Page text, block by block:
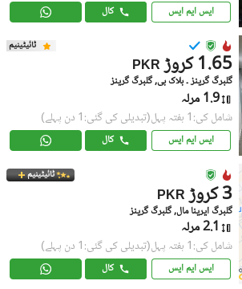
ایس ایم ایس کال
ٹائیٹینیم
PKR 1.65 کروڑ
گلبرگ گرینز ۔ بلاک بی, گلبرگ گرینز
1.9 مرلہ
شامل کی:1 ہفتہ پہل (تبدیلی کی گئی:1 دن پہلے)
ایس ایم ایس کال
ٹائیٹینیم
PKR 3 کروڑ
گلبرگ ایرینا مال, گلبرگ گرینز
2.1 مرلہ
شامل کی:1 ہفتہ پہل (تبدیلی کی گئی:1 دن پہلے)
ایس ایم ایس کال